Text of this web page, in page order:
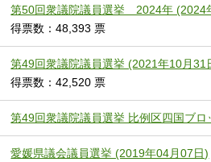
第50回衆議院議員選挙 2024年 (2024
得票数：48,393 票
第49回衆議院議員選挙 (2021年10月31
得票数：42,520 票
第49回衆議院議員選挙 比例区四国ブ
愛媛県議会議員選挙 (2019年04月07日)